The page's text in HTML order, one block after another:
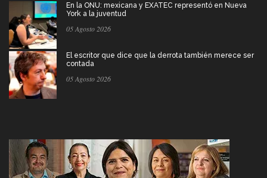
En la ONU: mexicana y EXATEC representó en Nueva
York a la juventud
05 Agosto 2026
El escritor que dice que la derrota también merece ser
contada
05 Agosto 2026